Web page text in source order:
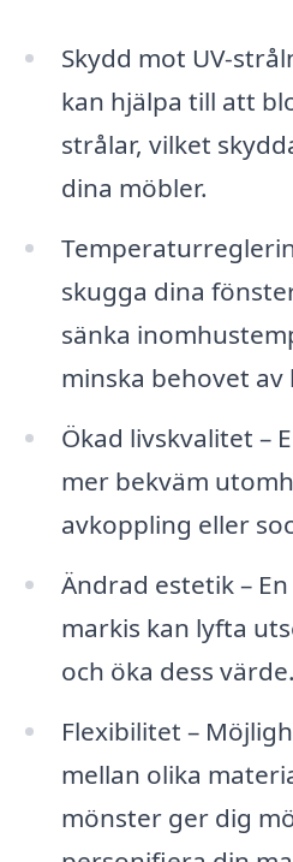
Skydd mot UV-
kan hjälpa till att
strålar, vilket
dina möbler.
skugga dina
sänka
minska behovet
Ökad livskvalitet –
mer bekväm
avkoppling eller
Ändrad estetik –
markis kan lyfta
och öka dess värde.
Flexibilitet –
mellan olika
mönster ger dig